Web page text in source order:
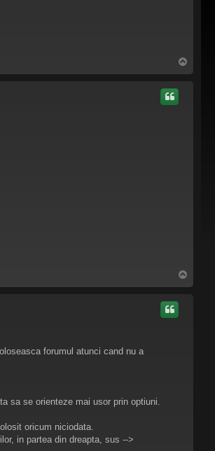
u
u
forumul atunci cand nu a
sa se orienteze mai usor prin optiuni.
oricum niciodata.
in partea din dreapta, sus -->